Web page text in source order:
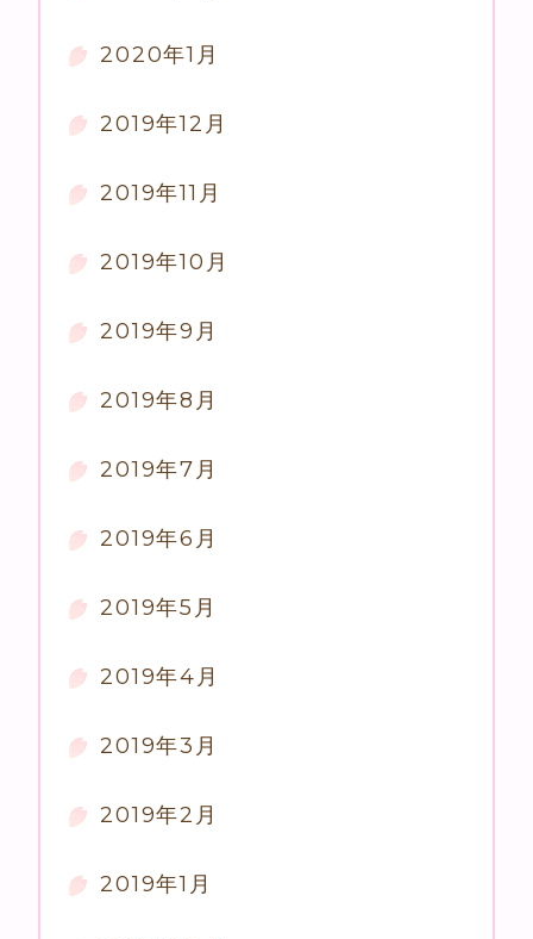
2020年1月
2019年12月
2019年11月
2019年10月
2019年9月
2019年8月
2019年7月
2019年6月
2019年5月
2019年4月
2019年3月
2019年2月
2019年1月